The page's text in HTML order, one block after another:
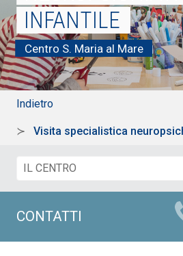
INFANTILE
Centro S. Maria al Mare
Indietro
Visita specialistica
CONTATTI